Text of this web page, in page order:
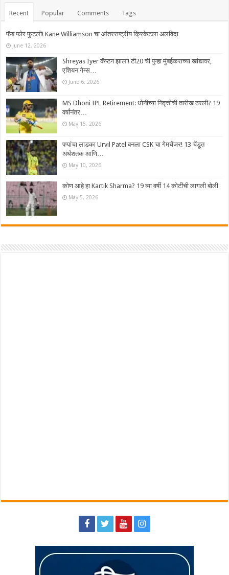
Recent Popular Comments Tags
फॅब फोर फुटली! Kane Williamson चा आंतरराष्ट्रीय क्रिकेटला अलविदा
June 12, 2026
Shreyas Iyer कॅप्टन झाला! टी20 ची पुन्हा मुंबईकराच्या खांद्यावर,
एशियन गेम्स…
June 6, 2026
MS Dhoni IPL Retirement: धोनीच्या निवृत्तीची तारीख ठरली? 19
वर्षांनंतर…
May 15, 2026
पप्पांचा लाडका Urvil Patel बनला CSK चा गेमचेंजर! 13 चेंडूत
अर्धशतक आणि…
May 10, 2026
कोण आहे हा Kartik Sharma? 19 व्या वर्षी 14 कोटींची लागली बोली
May 5, 2026